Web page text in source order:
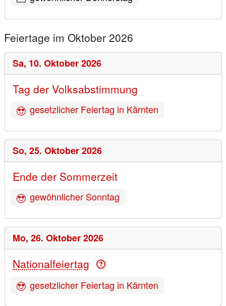
Feiertage im Oktober 2026
Sa, 10. Oktober 2026
Tag der Volksabstimmung
gesetzlicher Feiertag in Kärnten
So, 25. Oktober 2026
Ende der Sommerzeit
gewöhnlicher Sonntag
Mo, 26. Oktober 2026
Nationalfeiertag
gesetzlicher Feiertag in Kärnten